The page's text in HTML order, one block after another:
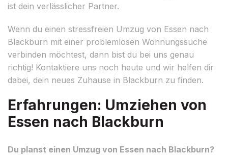
ist dein verlässlicher Partner.
Wenn du einen stressfreien Umzug von Essen nach
Blackburn mit einer problemlosen Wohnungssuche
verbinden möchtest, dann bist du bei uns genau
richtig! Kontaktiere uns noch heute und wir helfen dir
dabei, dein neues Zuhause in Blackburn zu finden.
Erfahrungen: Umziehen von
Essen nach Blackburn
Du planst einen Umzug von Essen nach Blackburn?